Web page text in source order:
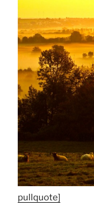
pullquote]